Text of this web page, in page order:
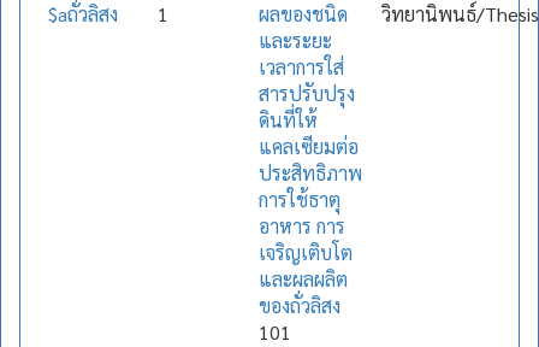
$aถั่วลิสง 1
ผลของชนิด
และระยะ
เวลาการใส่
สารปรับปรุง
ดินที่ให้
แคลเซียมต่อ
ประสิทธิภาพ
การใช้ธาตุ
อาหาร การ
เจริญเติบโต
และผลผลิต
ของถั่วลิสง
101
วิทยานิพนธ์/Thesis